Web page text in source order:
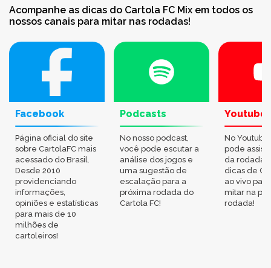
Acompanhe as dicas do Cartola FC Mix em todos os
nossos canais para mitar nas rodadas!
Facebook
Página oficial do site
sobre CartolaFC mais
acessado do Brasil.
Desde 2010
providenciando
informações,
opiniões e estatísticas
para mais de 10
milhões de
cartoleiros!
Podcasts
No nosso podcast,
você pode escutar a
análise dos jogos e
uma sugestão de
escalação para a
próxima rodada do
Cartola FC!
Youtube
No
pode
da rodada,
dicas de
ao vivo
mitar na
rodada!